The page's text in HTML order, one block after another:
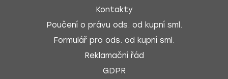
Kontakty
Poučení o právu ods. od kupní sml.
Formulář pro ods. od kupní sml.
Reklamační řád
GDPR